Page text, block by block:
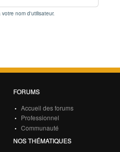
nom d'utilisateur.
FORUMS
Accueil des forums
Professionnel
Communauté
NOS THÉMATIQUES